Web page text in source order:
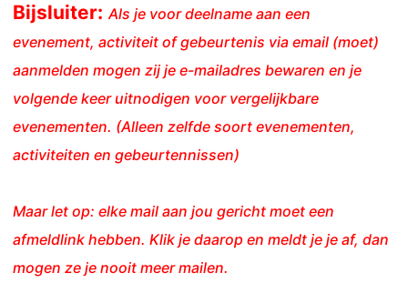
Bijsluiter: Als je voor deelname aan een
evenement, activiteit of gebeurtenis via email (moet)
aanmelden mogen zij je e-mailadres bewaren en je
volgende keer uitnodigen voor vergelijkbare
evenementen. (Alleen zelfde soort evenementen,
activiteiten en gebeurtennissen)
Maar let op: elke mail aan jou gericht moet een
afmeldlink hebben. Klik je daarop en meldt je je af, dan
mogen ze je nooit meer mailen.